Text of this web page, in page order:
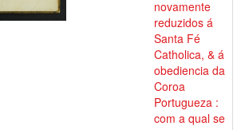
novamente
reduzidos á
Santa Fé
Catholica, & á
obediencia da
Coroa
Portugueza :
com a qual se